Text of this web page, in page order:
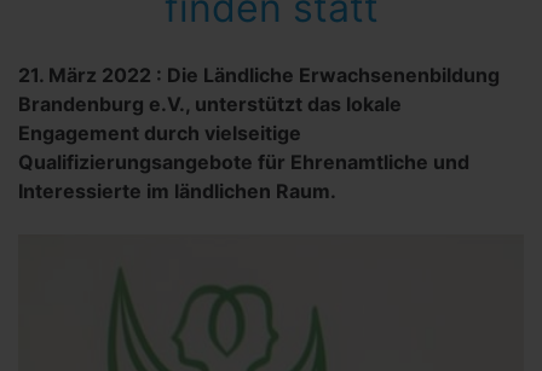
21. März 2022 : Die Ländliche Erwachsenenbildung
Brandenburg e.V., unterstützt das lokale
Engagement durch vielseitige
Qualifizierungsangebote für Ehrenamtliche und
Interessierte im ländlichen Raum.